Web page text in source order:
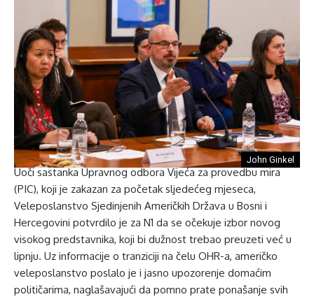
John Ginkel
Uoči sastanka Upravnog odbora Vijeća za provedbu mira
(PIC), koji je zakazan za početak sljedećeg mjeseca,
Veleposlanstvo Sjedinjenih Američkih Država u Bosni i
Hercegovini potvrdilo je za N1 da se očekuje izbor novog
visokog predstavnika, koji bi dužnost trebao preuzeti već u
lipnju. Uz informacije o tranziciji na čelu OHR-a, američko
veleposlanstvo poslalo je i jasno upozorenje domaćim
političarima, naglašavajući da pomno prate ponašanje svih